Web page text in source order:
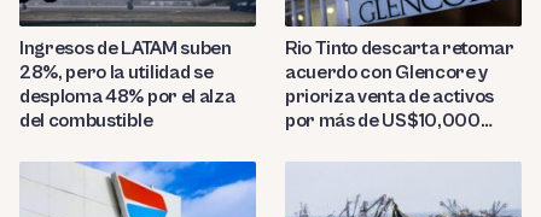
Ingresos de LATAM suben
28%, pero la utilidad se
desploma 48% por el alza
del combustible
Rio Tinto descarta retomar
acuerdo con Glencore y
prioriza venta de activos
por más de US$10,000